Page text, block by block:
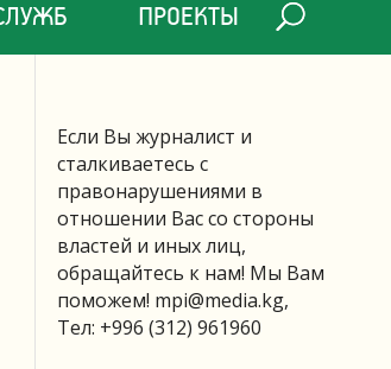
ПРОЕКТЫ
Если Вы журналист и
сталкиваетесь с
правонарушениями в
отношении Вас со стороны
властей и иных лиц,
обращайтесь к нам! Мы Вам
поможем! mpi@media.kg,
Тел: +996 (312) 961960